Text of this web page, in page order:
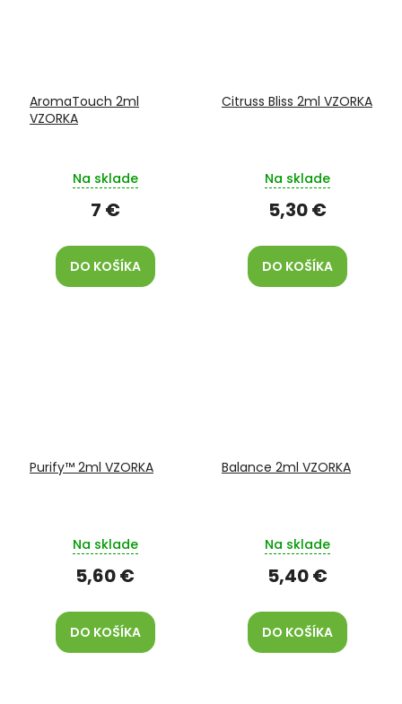
AromaTouch 2ml
VZORKA
Na sklade
7 €
DO KOŠÍKA
Citruss Bliss 2ml VZORKA
Na sklade
5,30 €
DO KOŠÍKA
Purify™ 2ml VZORKA
Na sklade
5,60 €
DO KOŠÍKA
Balance 2ml VZORKA
Na sklade
5,40 €
DO KOŠÍKA